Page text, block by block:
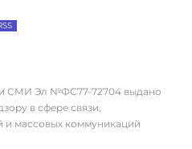
СМИ Эл №ФС77-72704 выдано
в сфере связи,
и массовых коммуникаций